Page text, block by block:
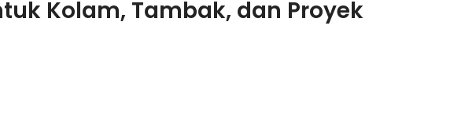
Kolam, Tambak, dan Proyek